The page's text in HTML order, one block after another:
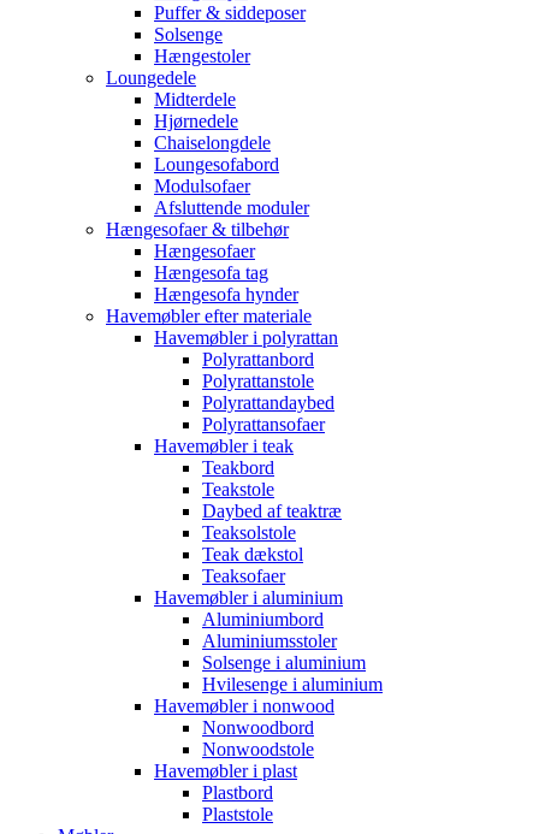
Puffer & siddeposer
Solsenge
Hængestoler
Loungedele
Midterdele
Hjørnedele
Chaiselongdele
Loungesofabord
Modulsofaer
Afsluttende moduler
Hængesofaer & tilbehør
Hængesofaer
Hængesofa tag
Hængesofa hynder
Havemøbler efter materiale
Havemøbler i polyrattan
Polyrattanbord
Polyrattanstole
Polyrattandaybed
Polyrattansofaer
Havemøbler i teak
Teakbord
Teakstole
Daybed af teaktræ
Teaksolstole
Teak dækstol
Teaksofaer
Havemøbler i aluminium
Aluminiumbord
Aluminiumsstoler
Solsenge i aluminium
Hvilesenge i aluminium
Havemøbler i nonwood
Nonwoodbord
Nonwoodstole
Havemøbler i plast
Plastbord
Plaststole